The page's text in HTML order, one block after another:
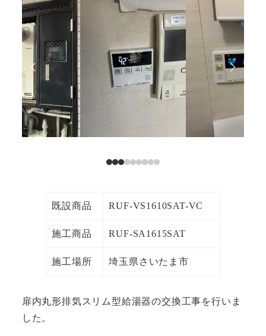
既設商品 RUF-VS1610SAT-VC
施工商品 RUF-SA1615SAT
施工場所 埼玉県さいたま市
扉内丸形排気スリム型給湯器の交換工事を行いま
した。